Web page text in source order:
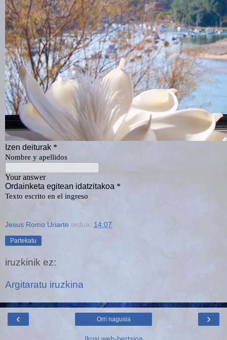
Jesus Romo Uriarte ordua: 14:07
Partekatu
iruzkinik ez:
Argitaratu iruzkina
‹ ›
Orri nagusia